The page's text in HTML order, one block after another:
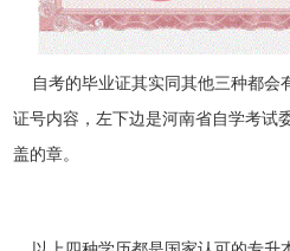
自考的毕业证其实同其他三种都会
证号内容，左下边是河南省自学考试
盖的章。